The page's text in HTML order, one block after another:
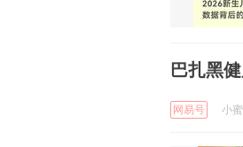
巴扎黑
网易号 小